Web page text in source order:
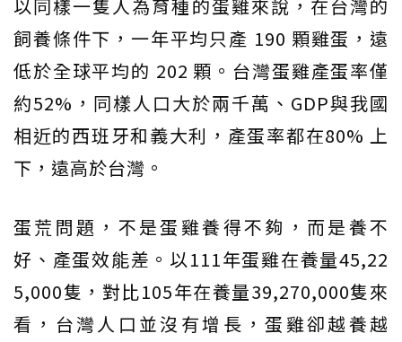
以同樣一隻人為育種的蛋雞來說，在台灣的
飼養條件下，一年平均只產 190 顆雞蛋，遠
低於全球平均的 202 顆。台灣蛋雞產蛋率僅
約52%，同樣人口大於兩千萬、GDP與我國
相近的西班牙和義大利，產蛋率都在80% 上
下，遠高於台灣。
蛋荒問題，不是蛋雞養得不夠，而是養不
好、產蛋效能差。以111年蛋雞在養量45,22
5,000隻，對比105年在養量39,270,000隻來
看，台灣人口並沒有增長，蛋雞卻越養越